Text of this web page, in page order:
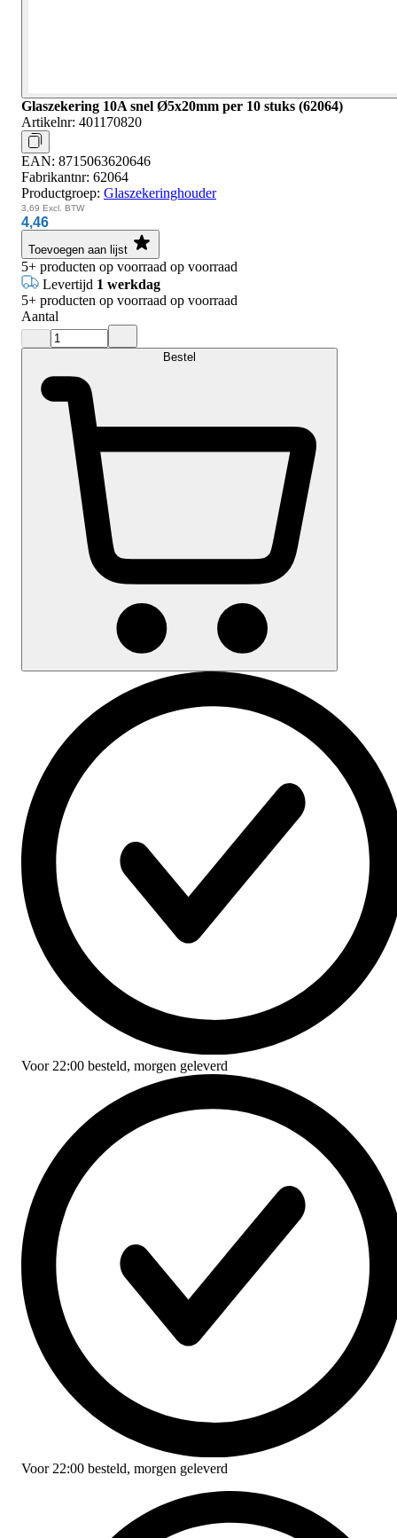
Glaszekering 10A snel Ø5x20mm per 10 stuks (62064)
Artikelnr: 401170820
EAN: 8715063620646
Fabrikantnr: 62064
Productgroep: Glaszekeringhouder
3,69 Excl. BTW
4,46
Toevoegen aan lijst
5+ producten op voorraad op voorraad
Levertijd 1 werkdag
5+ producten op voorraad op voorraad
Aantal
Bestel
Voor 22:00 besteld, morgen geleverd
Voor 22:00 besteld, morgen geleverd